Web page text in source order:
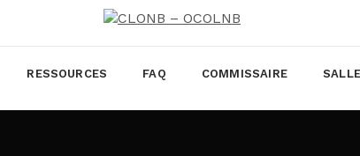
RESSOURCES FAQ COMMISSAIRE